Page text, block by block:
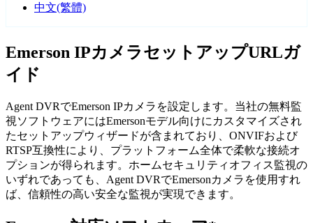
中文(繁體)
Emerson IPカメラセットアップURLガ
イド
Agent DVRでEmerson IPカメラを設定します。当社の無料監
視ソフトウェアにはEmersonモデル向けにカスタマイズされ
たセットアップウィザードが含まれており、ONVIFおよび
RTSP互換性により、プラットフォーム全体で柔軟な接続オ
プションが得られます。ホームセキュリティオフィス監視の
いずれであっても、Agent DVRでEmersonカメラを使用すれ
ば、信頼性の高い安全な監視が実現できます。